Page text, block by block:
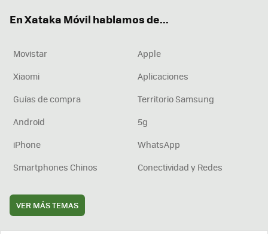
En Xataka Móvil hablamos de...
Movistar
Apple
Xiaomi
Aplicaciones
Guías de compra
Territorio Samsung
Android
5g
iPhone
WhatsApp
Smartphones Chinos
Conectividad y Redes
VER MÁS TEMAS